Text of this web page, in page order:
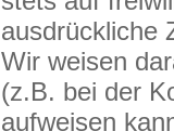
ausdrückliche
Wir weisen
(z.B. bei der
aufweisen